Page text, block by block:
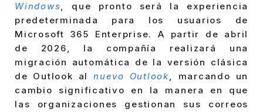
Windows, que pronto será la experiencia
predeterminada para los usuarios de
Microsoft 365 Enterprise. A partir de abril
de 2026, la compañía realizará una
migración automática de la versión clásica
de Outlook al nuevo Outlook, marcando un
cambio significativo en la manera en que
las organizaciones gestionan sus correos